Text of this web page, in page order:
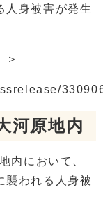
人身被害が発生
＞
河原地内
内において、
襲われる人身被